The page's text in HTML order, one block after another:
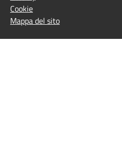
Cookie
Mappa del sito